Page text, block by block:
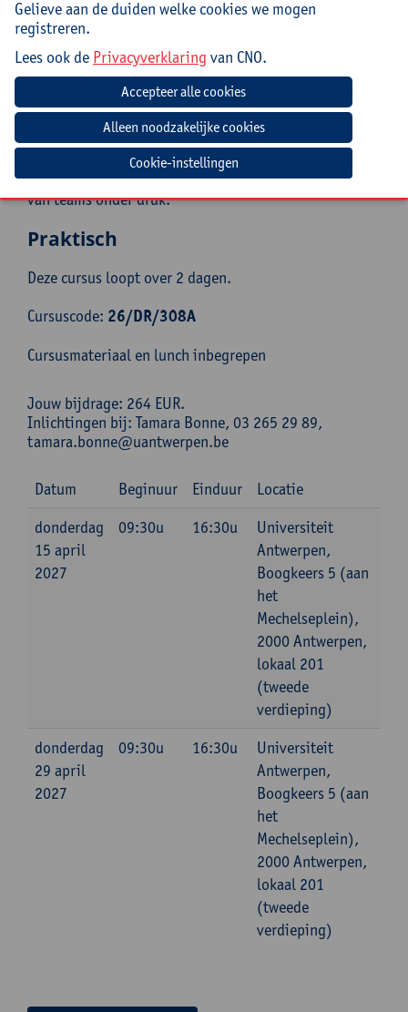
Begeleiding
onderwijs-en managementwereld. Zij informeert,
traint en ondersteunt professionals en is oprichtster
van AMODO, centrum voor vorming, coaching en
therapie. Zij heeft veel ervaring in het begeleiden van
mensen met (werkstress) klachten in de meest
uiteenlopende beroepen en is gespecialiseerd in
groepsdynamica en teamvorming en in het begeleiden
van teams onder druk.
Praktisch
Deze cursus loopt over 2 dagen.
Cursuscode: 26/DR/308A
Cursusmateriaal en lunch inbegrepen
Jouw bijdrage: 264 EUR.
Inlichtingen bij: Tamara Bonne, 03 265 29 89,
tamara.bonne@uantwerpen.be
Datum Beginuur Einduur
Locatie
donderdag
15 april
2027
09:30u 16:30u
Universiteit
Antwerpen,
Boogkeers 5 (aan
het
Mechelseplein),
2000 Antwerpen,
lokaal 201
(tweede
verdieping)
donderdag
29 april
2027
09:30u 16:30u
Universiteit
Antwerpen,
Boogkeers 5 (aan
het
Mechelseplein),
2000 Antwerpen,
lokaal 201
(tweede
verdieping)
Gelieve aan de duiden welke cookies we mogen
registreren.
Lees ook de Privacyverklaring van CNO.
Cookie-instellingen